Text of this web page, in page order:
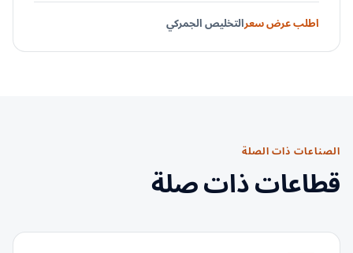
اطلب عرض سعرالتخليص الجمركي
الصناعات ذات الصلة
قطاعات ذات صلة